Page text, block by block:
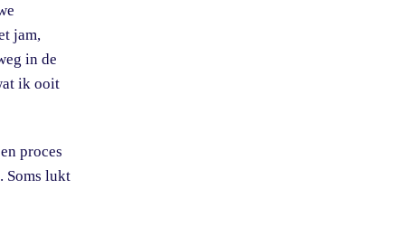
jam,
in de
ik ooit
proces
Soms lukt